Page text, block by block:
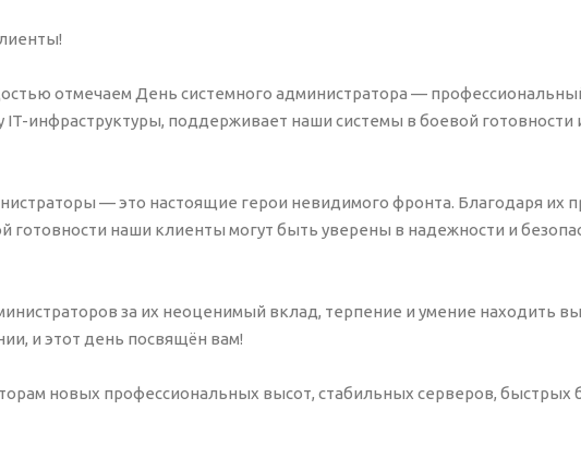
отмечаем День системного администратора —
IT-инфраструктуры, поддерживает наши системы в боевой готовности
— это настоящие герои невидимого фронта. Благодаря их
готовности наши клиенты могут быть уверены в надежности и
за их неоценимый вклад, терпение и умение находить
и этот день посвящён вам!
новых профессиональных высот, стабильных серверов, быстрых